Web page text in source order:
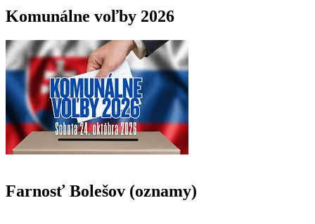
Komunálne voľby 2026
Farnosť Bolešov (oznamy)